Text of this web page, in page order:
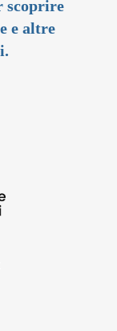
scoprire
e altre